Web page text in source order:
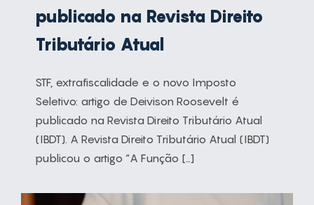
publicado na Revista Direito
Tributário Atual
STF, extrafiscalidade e o novo Imposto
Seletivo: artigo de Deivison Roosevelt é
publicado na Revista Direito Tributário Atual
(IBDT). A Revista Direito Tributário Atual (IBDT)
publicou o artigo “A Função […]